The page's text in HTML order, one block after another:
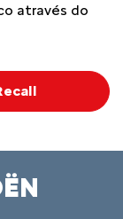
através do